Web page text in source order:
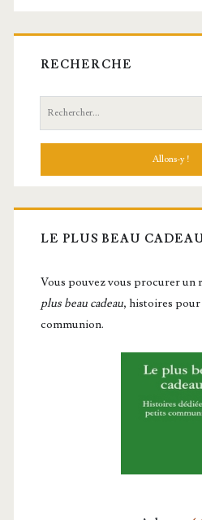
RECHERCHE
Recherche:
LE PLUS BEAU
Vous pou­vez vous pro­cu­rer
plus beau cadeau, histoires
communion.